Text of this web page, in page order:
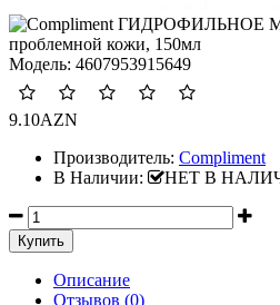
Модель: 4607953915649
9.10AZN
Производитель: Compliment
В Наличии:
НЕТ В
Описание
Отзывов (0)